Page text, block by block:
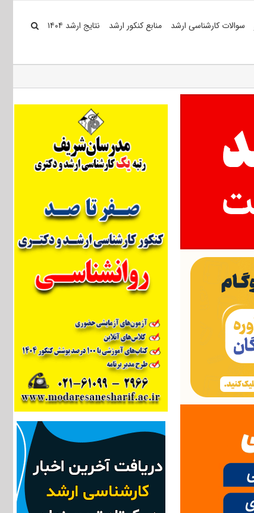
سوالات کارشناسی ارشد منابع کنکور ارشد نتایج ارشد ۱۴۰۴